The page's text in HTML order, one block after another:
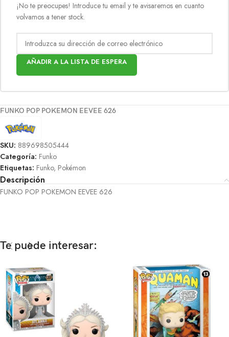
¡No te preocupes! Introduce tu email y te avisaremos en cuanto
volvamos a tener stock.
AÑADIR A LA LISTA DE ESPERA
FUNKO POP POKEMON EEVEE 626
SKU: 889698505444
Categoría: Funko
Etiquetas: Funko, Pokémon
Descripción
FUNKO POP POKEMON EEVEE 626
Te puede interesar: